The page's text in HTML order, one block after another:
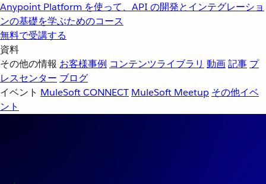
Anypoint Platform を使って、API の開発とインテグレーショ
ンの基礎を学ぶためのコース
無料で受講する
資料
その他の情報 お客様事例 コンテンツライブラリ 動画記事 プ
レスセンター ブログ
イベント MuleSoft CONNECT MuleSoft Meetup その他イベ
ント